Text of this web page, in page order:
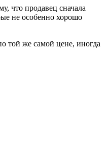
что продавец сначала
не особенно хорошо
той же самой цене, иногда